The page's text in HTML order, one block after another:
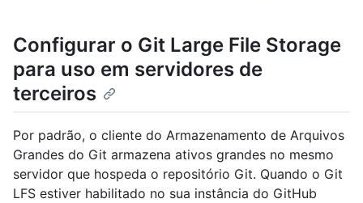
Configurar o Git Large File Storage
para uso em servidores de
terceiros
Por padrão, o cliente do Armazenamento de Arquivos
Grandes do Git armazena ativos grandes no mesmo
servidor que hospeda o repositório Git. Quando o Git
LFS estiver habilitado no sua instância do GitHub